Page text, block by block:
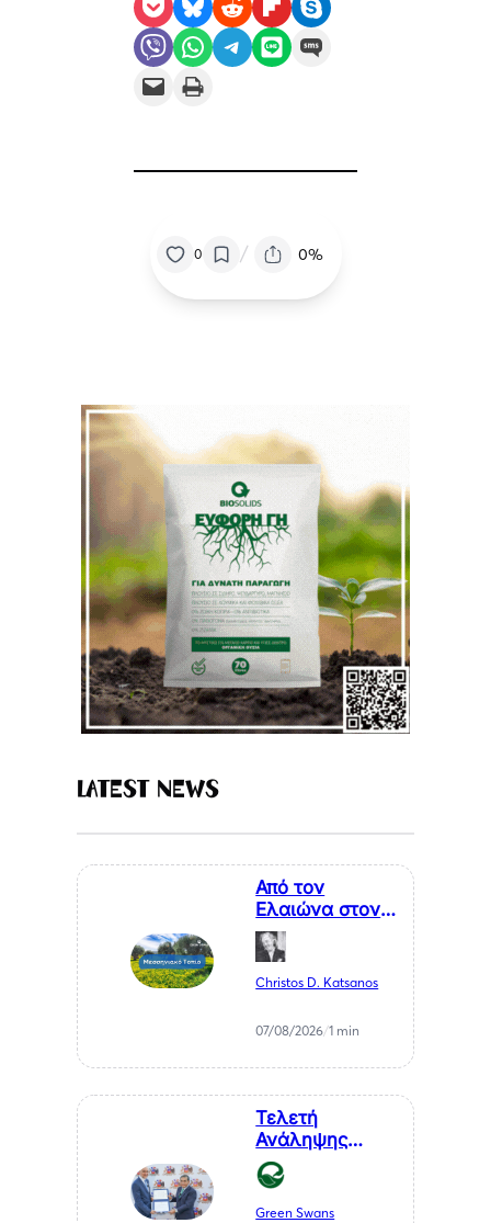
Share on Viber
Share on WhatsApp Share on Telegram Share on LINE
Share on SMS
Email this Page
Print this Page
0 / 0%
Latest News
Από τον
Ελαιώνα στον
Επισκέπτη. Η
Κυκλική
Οικονομία ως
Κλειδί για το
Μεσσηνίας
Christos D. Katsanos
07/08/2026/1 min
Τελετή
Ανάληψης
Καθηκόντων
του Επίτιμου
Προξένου της
Green Swans